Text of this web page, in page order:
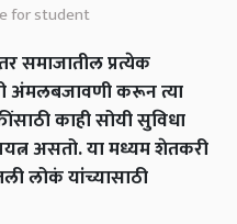
for student
समाजातील प्रत्येक
अंमलबजावणी करून त्या
काही सोयी सुविधा
असतो. या मध्यम शेतकरी
लोकं यांच्यासाठी